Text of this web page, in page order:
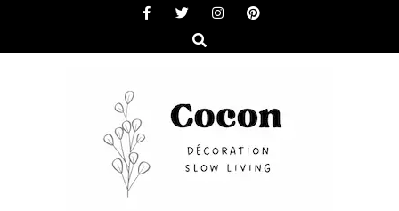
content
Search